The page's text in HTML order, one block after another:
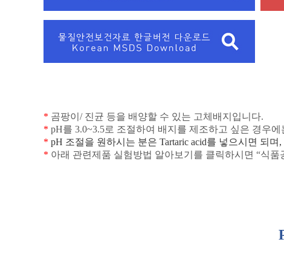
* 곰팡이 / 진균 등을 배양할 수 있는 고체배지입니다.
* pH를 3.0~3.5로 조절하여 배지를 제조하고 싶은 경우에
* pH 조절을 원하시는 분은 Tartaric acid를 넣으시면 되며 ,
* 아래 관련제품 실험방법 알아보기를 클릭하시면 “식품